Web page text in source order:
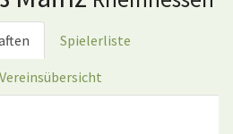
Spielerliste